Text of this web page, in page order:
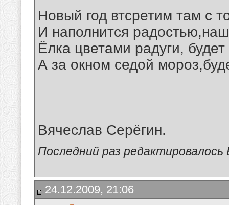
Новый год втсретим там с
И наполнится
Ёлка цветами радуги,
А за окном седой
Вячеслав Серёгин.
Последний раз
24.12.2009, 21:06